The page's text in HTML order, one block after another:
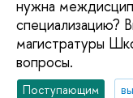
нужна
специализацию?
магистратуры
вопросы.
Поступающим